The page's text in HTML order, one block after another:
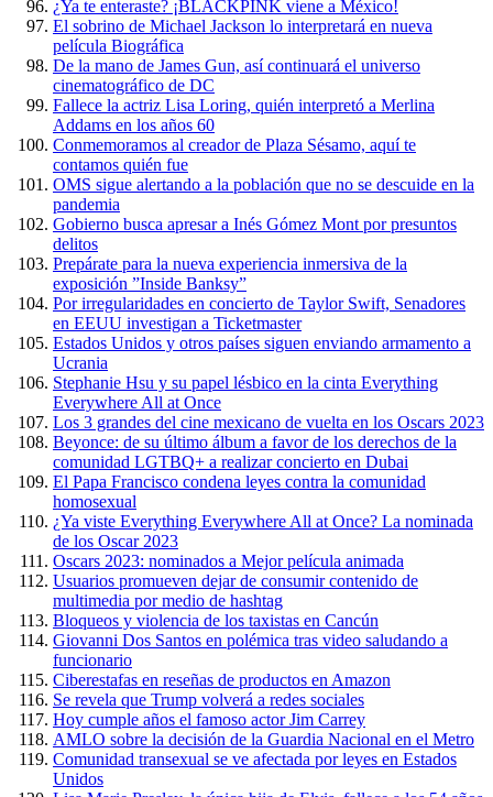
¿Ya te enteraste? ¡BLACKPINK viene a México!
El sobrino de Michael Jackson lo interpretará en nueva
película Biográfica
De la mano de James Gun, así continuará el universo
cinematográfico de DC
Fallece la actriz Lisa Loring, quién interpretó a Merlina
Addams en los años 60
Conmemoramos al creador de Plaza Sésamo, aquí te
contamos quién fue
OMS sigue alertando a la población que no se descuide en la
pandemia
Gobierno busca apresar a Inés Gómez Mont por presuntos
delitos
Prepárate para la nueva experiencia inmersiva de la
exposición ”Inside Banksy”
Por irregularidades en concierto de Taylor Swift, Senadores
en EEUU investigan a Ticketmaster
Estados Unidos y otros países siguen enviando armamento a
Ucrania
Stephanie Hsu y su papel lésbico en la cinta Everything
Everywhere All at Once
Los 3 grandes del cine mexicano de vuelta en los Oscars 2023
Beyonce: de su último álbum a favor de los derechos de la
comunidad LGTBQ+ a realizar concierto en Dubai
El Papa Francisco condena leyes contra la comunidad
homosexual
¿Ya viste Everything Everywhere All at Once? La nominada
de los Oscar 2023
Oscars 2023: nominados a Mejor película animada
Usuarios promueven dejar de consumir contenido de
multimedia por medio de hashtag
Bloqueos y violencia de los taxistas en Cancún
Giovanni Dos Santos en polémica tras video saludando a
funcionario
Ciberestafas en reseñas de productos en Amazon
Se revela que Trump volverá a redes sociales
Hoy cumple años el famoso actor Jim Carrey
AMLO sobre la decisión de la Guardia Nacional en el Metro
Comunidad transexual se ve afectada por leyes en Estados
Unidos